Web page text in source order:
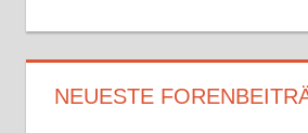
NEUESTE